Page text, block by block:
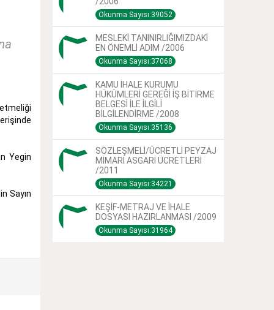
Yegin
Sayın
Okunma Sayısı:39052
MESLEKİ TANINIRLIĞIMIZDAKİ
EN ÖNEMLİ ADIM /2006
Okunma Sayısı:37068
KAMU İHALE KURUMU
HÜKÜMLERİ GEREĞİ İŞ BİTİRME
BELGESİ İLE İLGİLİ
BİLGİLENDİRME /2008
Okunma Sayısı:35136
SÖZLEŞMELİ/ÜCRETLİ PEYZAJ
MİMARI ASGARİ ÜCRETLERİ
/2011
Okunma Sayısı:34221
KEŞİF-METRAJ VE İHALE
DOSYASI HAZIRLANMASI /2009
Okunma Sayısı:31964